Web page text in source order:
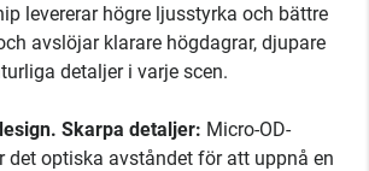
levererar högre ljusstyrka och bättre
avslöjar klarare högdagrar, djupare
detaljer i varje scen.
Skarpa detaljer: Micro-OD-
det optiska avståndet för att uppnå en